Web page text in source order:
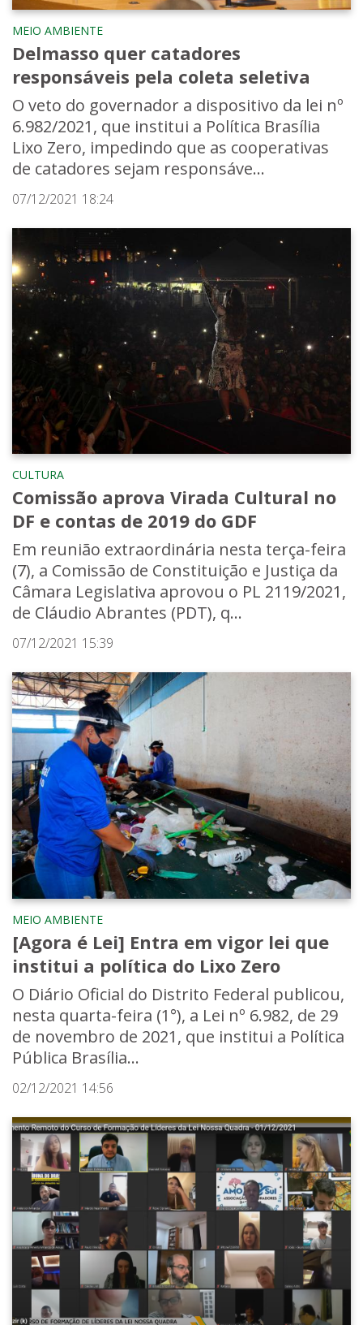
MEIO AMBIENTE
Delmasso quer catadores
responsáveis pela coleta seletiva
O veto do governador a dispositivo da lei nº
6.982/2021, que institui a Política Brasília
Lixo Zero, impedindo que as cooperativas
de catadores sejam responsáve...
07/12/2021 18:24
CULTURA
Comissão aprova Virada Cultural no
DF e contas de 2019 do GDF
Em reunião extraordinária nesta terça-feira
(7), a Comissão de Constituição e Justiça da
Câmara Legislativa aprovou o PL 2119/2021,
de Cláudio Abrantes (PDT), q...
07/12/2021 15:39
MEIO AMBIENTE
[Agora é Lei] Entra em vigor lei que
institui a política do Lixo Zero
O Diário Oficial do Distrito Federal publicou,
nesta quarta-feira (1°), a Lei nº 6.982, de 29
de novembro de 2021, que institui a Política
Pública Brasília...
02/12/2021 14:56